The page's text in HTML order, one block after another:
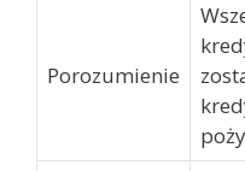
Porozumienie